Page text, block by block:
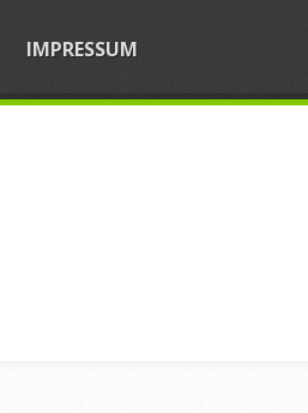
IMPRESSUM